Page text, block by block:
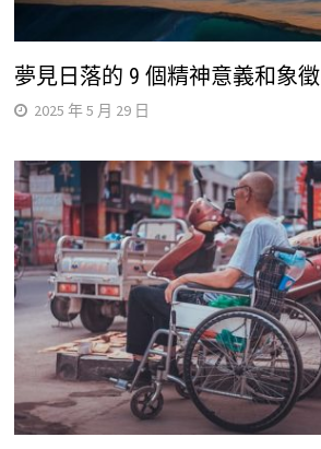
夢見日落的 9 個精神意義和象徵
2025 年 5 月 29 日